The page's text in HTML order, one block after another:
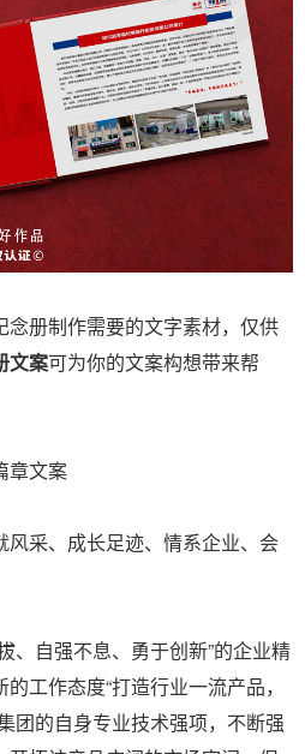
册制作需要的文字素材，仅供
文案可为你的文案构想带来帮
章文案
风采、成长足迹、情系企业、会
、自强不息、勇于创新”的企业精
工作态度“打造行业一流产品，
团的自身专业技术强项，不断强